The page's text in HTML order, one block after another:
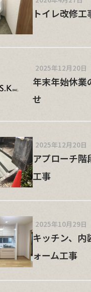
トイレ改修工
2025年12月20日
年末年始休業
せ
2025年12月20日
アプローチ階
工事
2025年10月29日
キッチン、内
ォーム工事